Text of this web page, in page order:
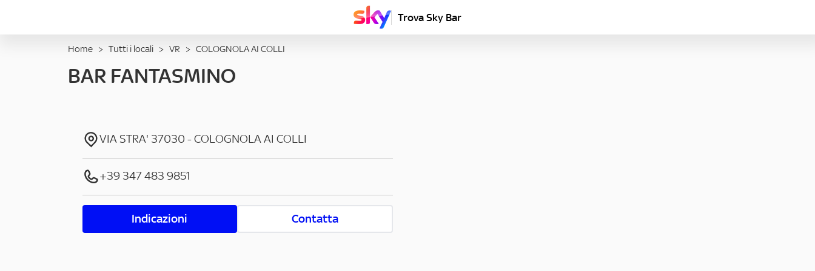
Trova Sky Bar
Home > Tutti i locali > VR > COLOGNOLA AI COLLI
BAR FANTASMINO
VIA STRA' 37030 -COLOGNOLA AI COLLI
+39 347 483 9851
Indicazioni Contatta